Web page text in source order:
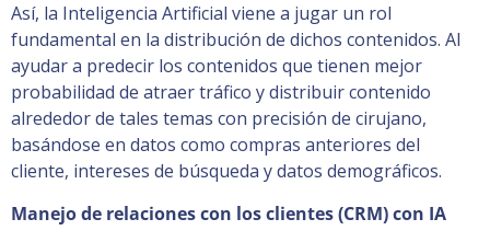
Así, la Inteligencia Artificial viene a jugar un rol
fundamental en la distribución de dichos contenidos. Al
ayudar a predecir los contenidos que tienen mejor
probabilidad de atraer tráfico y distribuir contenido
alrededor de tales temas con precisión de cirujano,
basándose en datos como compras anteriores del
cliente, intereses de búsqueda y datos demográficos.
Manejo de relaciones con los clientes (CRM) con IA